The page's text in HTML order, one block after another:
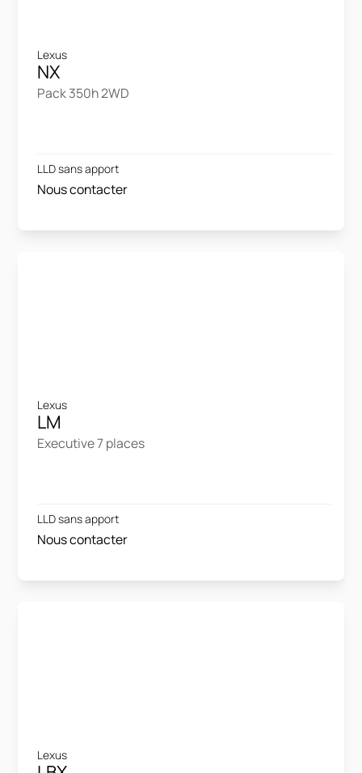
Lexus
NX
Pack 350h 2WD
LLD sans apport
Nous contacter
Lexus
LM
Executive 7 places
LLD sans apport
Nous contacter
Lexus